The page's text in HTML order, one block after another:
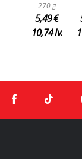
270 g
5,49 €
10,74 lv.